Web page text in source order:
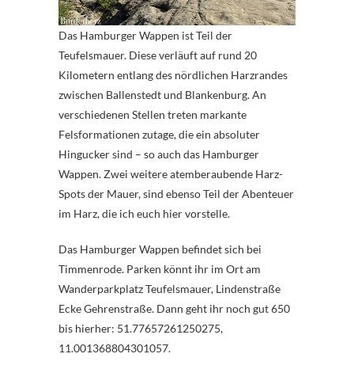
Das Hamburger Wappen ist Teil der
Teufelsmauer. Diese verläuft auf rund 20
Kilometern entlang des nördlichen Harzrandes
zwischen Ballenstedt und Blankenburg. An
verschiedenen Stellen treten markante
Felsformationen zutage, die ein absoluter
Hingucker sind – so auch das Hamburger
Wappen. Zwei weitere atemberaubende Harz-
Spots der Mauer, sind ebenso Teil der Abenteuer
im Harz, die ich euch hier vorstelle.
Das Hamburger Wappen befindet sich bei
Timmenrode. Parken könnt ihr im Ort am
Wanderparkplatz Teufelsmauer, Lindenstraße
Ecke Gehrenstraße. Dann geht ihr noch gut 650
bis hierher: 51.77657261250275,
11.001368804301057.